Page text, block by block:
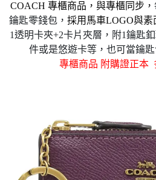
COACH 專櫃商品 ，與專櫃同步 ，
鑰匙零錢包， 採用馬車LOGO與素
1透明卡夾+2卡片夾層，附1鑰匙
件或是悠遊卡等，也可當鑰
專櫃商品 附購證正本